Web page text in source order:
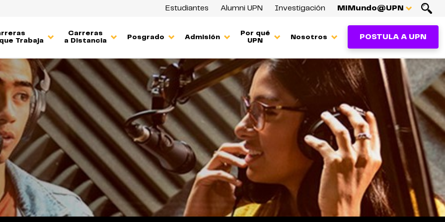
Estudiantes Alumni UPN Investigación MiMundo@UPN
Trabaja
Carreras
a Distancia
Posgrado Admisión
Por qué
UPN
Nosotros POSTULA A UPN